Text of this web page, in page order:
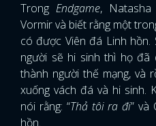
Trong Endgame,
Vormir và biết rằng một
có được Viên đá Linh hồn.
người sẽ hi sinh thì họ đã
thành người thế mạng, và
xuống vách đá và hi sinh.
nói rằng: “Thả tôi ra đi” và
hồn.